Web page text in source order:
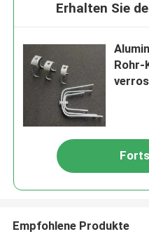
Erhalten Sie
Rohr-
Empfohlene Produkte